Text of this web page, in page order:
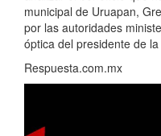
municipal de Uruapan,
por las autoridades
óptica del presidente de
Respuesta.com.mx